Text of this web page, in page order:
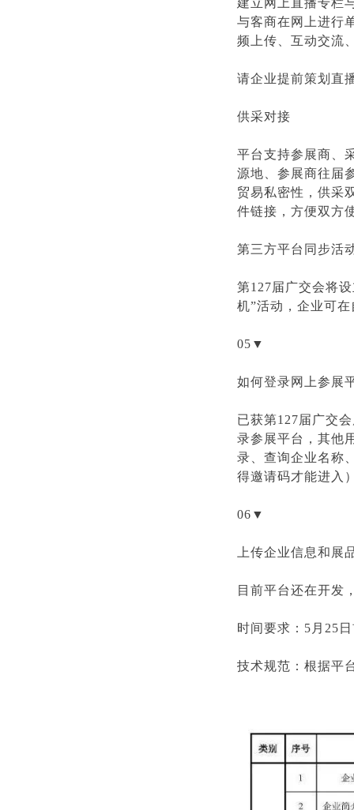
与客商在网上进行
频上传、互动交流
请企业提前策划直
供采对接
平台支持参展商、
源地、参展商往届
贸易私密性，供采
件链接，方便双方
第三方平台同步活
第127届广交会将
机”活动，企业可
05▼
如何登录网上参展
已获第127届广交
录参展平台，其他
录、查询企业名称
得邀请码才能进入
06▼
上传企业信息和展
目前平台还在开发
时间要求：5月25
技术规范：根据平